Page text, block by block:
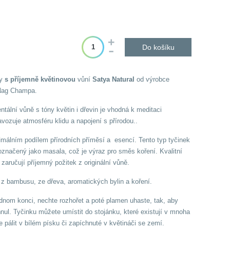
Do košíku
s příjemně květinovou vůní Satya Natural od výrobce
Champa.
vůně s tóny květin i dřevin je vhodná k meditaci
atmosféru klidu a napojení s přírodou..
podílem přírodních příměsí a esencí. Tento typ tyčinek
jako masala, což je výraz pro směs koření. Kvalitní
příjemný požitek z originální vůně.
bambusu, ze dřeva, aromatických bylin a koření.
konci, nechte rozhořet a poté plamen uhaste, tak, aby
Tyčinku můžete umístit do stojánku, které existují v mnoha
pálit v bílém písku či zapíchnuté v květináči se zemí.